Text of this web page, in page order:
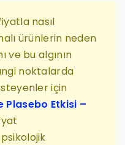
nasıl
ürünlerin neden
ve bu algının
noktalarda
için
Plasebo Etkisi –